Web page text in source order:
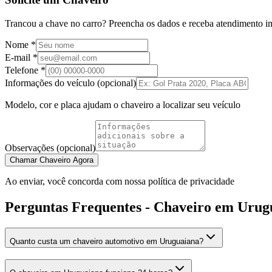
Trancou a chave no carro? Preencha os dados e receba atendimento
Nome *
E-mail *
Telefone *
Informações do veículo (opcional)
Modelo, cor e placa ajudam o chaveiro a localizar seu veículo
Observações (opcional)
Chamar Chaveiro Agora
Ao enviar, você concorda com nossa política de privacidade
Perguntas Frequentes - Chaveiro em
Quanto custa um chaveiro automotivo em Uruguaiana?